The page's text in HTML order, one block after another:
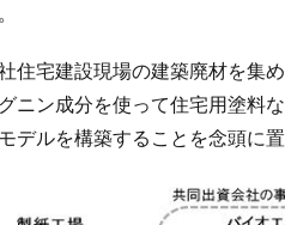
住宅建設現場の建築廃材を集
ニン成分を使って住宅用塗料
デルを構築することを念頭に置